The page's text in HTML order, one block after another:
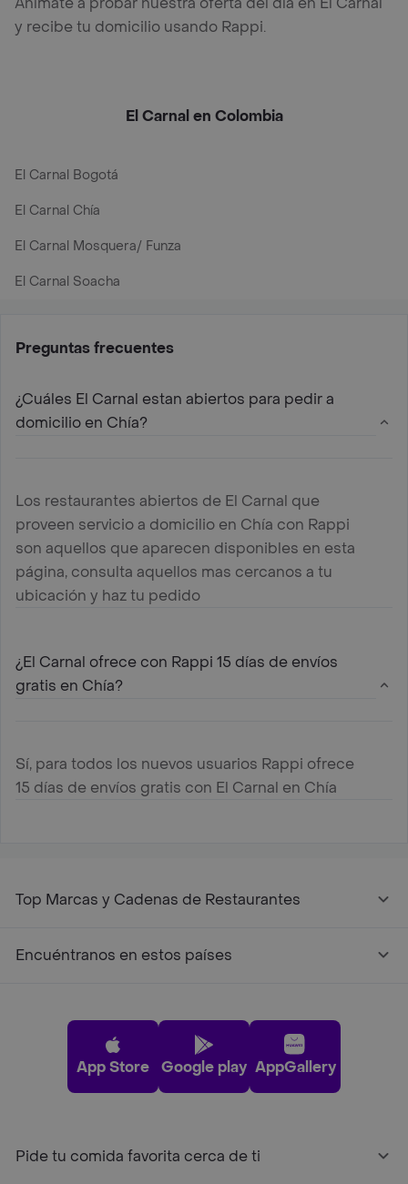
y recibe tu domicilio usando Rappi.
El Carnal en Colombia
El Carnal Bogotá
El Carnal Chía
El Carnal Mosquera/ Funza
El Carnal Soacha
Preguntas frecuentes
¿Cuáles El Carnal estan abiertos para pedir a
domicilio en Chía?
Los restaurantes abiertos de El Carnal que
proveen servicio a domicilio en Chía con Rappi
son aquellos que aparecen disponibles en esta
página, consulta aquellos mas cercanos a tu
ubicación y haz tu pedido
¿El Carnal ofrece con Rappi 15 días de envíos
gratis en Chía?
Sí, para todos los nuevos usuarios Rappi ofrece
15 días de envíos gratis con El Carnal en Chía
Top Marcas y Cadenas de Restaurantes
Encuéntranos en estos países
App Store Google play AppGallery
Pide tu comida favorita cerca de ti